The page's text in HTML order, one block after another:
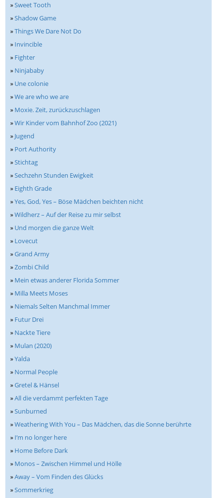
»Sweet Tooth
»Shadow Game
»Things We Dare Not Do
» Invincible
» Fighter
» Ninjababy
» Une colonie
»We are who we are
» Moxie. Zeit, zurückzuschlagen
»Wir Kinder vom Bahnhof Zoo (2021)
» Jugend
» Port Authority
»Stichtag
»Sechzehn Stunden Ewigkeit
» Eighth Grade
»Yes, God, Yes – Böse Mädchen beichten nicht
»Wildherz – Auf der Reise zu mir selbst
» Und morgen die ganze Welt
» Lovecut
»Grand Army
»Zombi Child
» Mein etwas anderer Florida Sommer
» Milla Meets Moses
» Niemals Selten Manchmal Immer
» Futur Drei
» Nackte Tiere
» Mulan (2020)
»Yalda
» Normal People
»Gretel & Hänsel
»All die verdammt perfekten Tage
»Sunburned
»Weathering With You – Das Mädchen, das die Sonne berührte
» I’m no longer here
» Home Before Dark
» Monos – Zwischen Himmel und Hölle
»Away – Vom Finden des Glücks
»Sommerkrieg